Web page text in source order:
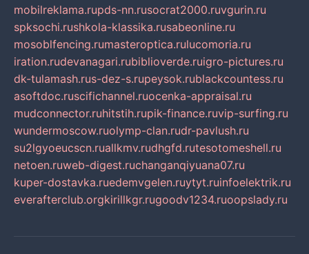
mobilreklama.rupds-nn.rusocrat2000.ruvgurin.ru
spksochi.rushkola-klassika.rusabeonline.ru
mosoblfencing.rumasteroptica.rulucomoria.ru
iration.rudevanagari.rubiblioverde.ruigro-pictures.ru
dk-tulamash.rus-dez-s.rupeysok.rublackcountess.ru
asoftdoc.ruscifichannel.ruocenka-appraisal.ru
mudconnector.ruhitstih.rupik-finance.ruvip-surfing.ru
wundermoscow.ruolymp-clan.rudr-pavlush.ru
su2lgyoeucscn.ruallkmv.rudhgfd.rutesotomeshell.ru
netoen.ruweb-digest.ruchanganqiyuana07.ru
kuper-dostavka.ruedemvgelen.ruytyt.ruinfoelektrik.ru
everafterclub.orgkirillkgr.rugoodv1234.ruoopslady.ru